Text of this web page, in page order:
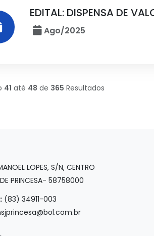
EDITAL: DISPENSA DE
Ago/2025
41 até 48 de 365 Resultados
LOPES, S/N, CENTRO
PRINCESA- 58758000
(83) 34911-003